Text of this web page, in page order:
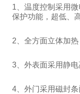
1 、温度控制采用
保护功能，超低、
2 、全方面立体加
3 、外表面采用静
4 、外门采用磁封